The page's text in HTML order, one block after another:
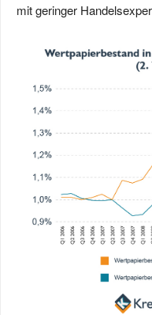
mit geringer